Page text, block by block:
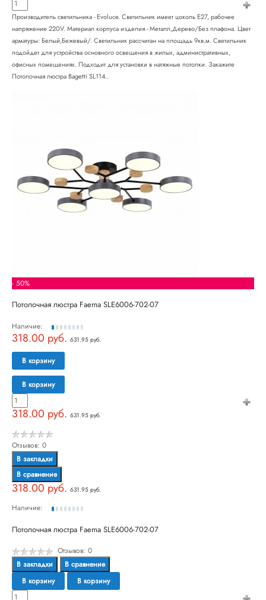
Производитель светильника - Evoluce. Светильник имеет цоколь E27, рабочее
напряжение 220V. Материал корпуса изделия - Металл,Дерево/Без плафона. Цвет
арматуры: Белый,Бежевый/. Светильник рассчитан на площадь 9кв.м. Светильник
подойдет для устройства основного освещения в жилых, административных,
офисных помещениях. Подходит для установки в натяжные потолки. Закажите
Потолочная люстра Bagetti SL114..
- 50%
Потолочная люстра Faema SLE6006-702-07
Наличие:
318.00 руб. 631.95 руб.
В корзину
В корзину
318.00 руб. 631.95 руб.
Отзывов: 0
В закладки
В сравнение
318.00 руб. 631.95 руб.
Наличие:
Потолочная люстра Faema SLE6006-702-07
Отзывов: 0
В закладки
В сравнение
В корзину
В корзину